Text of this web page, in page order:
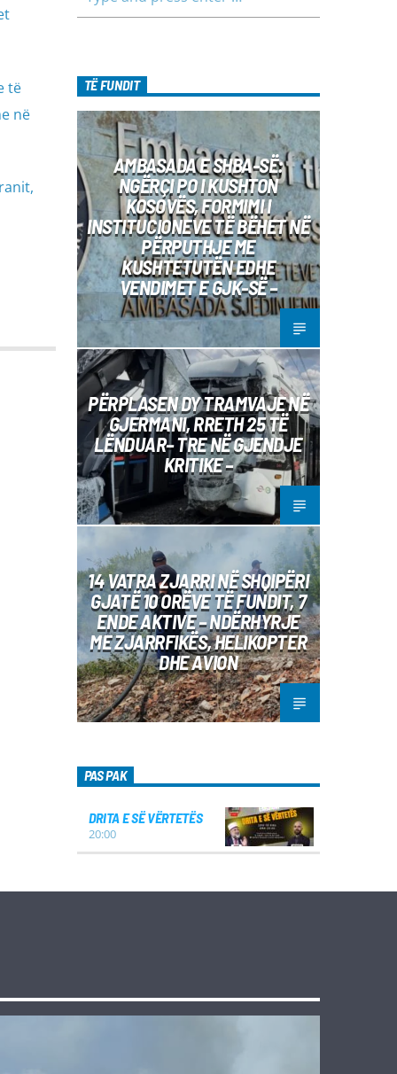
të
në
për tema të ndryshme, në një formë
testimi për njohuritë që kanë, por edhe
Luljeta Beqiri Kontakti: Viber: +383 45
471 848 SMS: Dërgo Mesazh
TË FUNDIT
AMBASADA E SHBA-SË:
NGËRÇI PO I KUSHTON
KOSOVËS, FORMIMI I
INSTITUCIONEVE TË BËHET NË
PËRPUTHJE ME
KUSHTETUTËN EDHE
VENDIMET E GJK-SË –
PËRPLASEN DY TRAMVAJE NË
GJERMANI, RRETH 25 TË
LËNDUAR– TRE NË GJENDJE
KRITIKE –
14 VATRA ZJARRI NË SHQIPËRI
GJATË 10 ORËVE TË FUNDIT, 7
ENDE AKTIVE – NDËRHYRJE
ME ZJARRFIKËS, HELIKOPTER
DHE AVION
PAS PAK
DRITA E SË VËRTETËS
20:00